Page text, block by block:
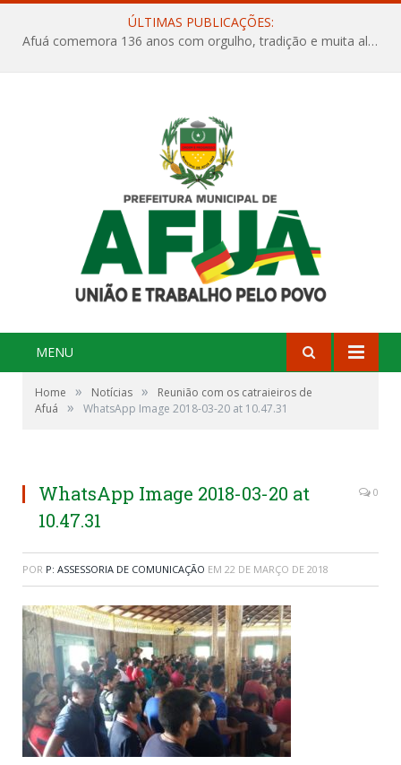
ÚLTIMAS PUBLICAÇÕES:
Afuá comemora 136 anos com orgulho, tradição e muita alegria na Quadra Dr. Nelson Salomão
MENU
Home » Notícias »
Reunião com os catraieiros de
Afuá
» WhatsApp Image 2018-03-20 at 10.47.31
WhatsApp Image 2018-03-20 at
10.47.31
0
POR P: ASSESSORIA DE COMUNICAÇÃO EM 22 DE MARÇO DE 2018